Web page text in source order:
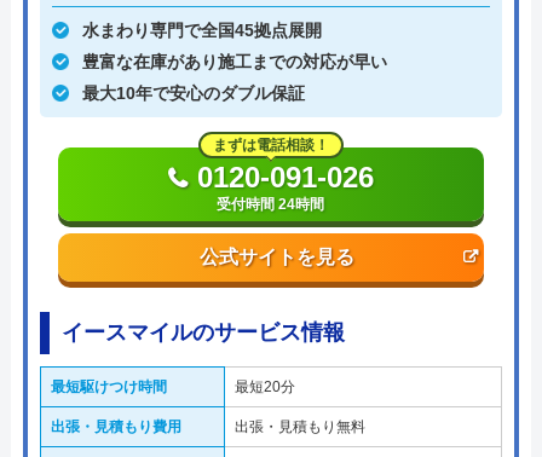
水まわり専門で全国45拠点展開
豊富な在庫があり施工までの対応が早い
最大10年で安心のダブル保証
公式サイトを見る
まずは電話相談！
0120-091-026
受付時間 24時間
イースマイルのサービス情報
最短駆けつけ時間 最短20分
出張・見積もり費用 出張・見積もり無料